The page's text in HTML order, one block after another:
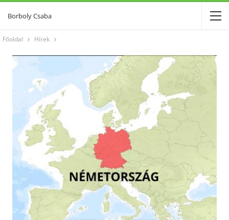
Borboly Csaba
Főoldal Hírek